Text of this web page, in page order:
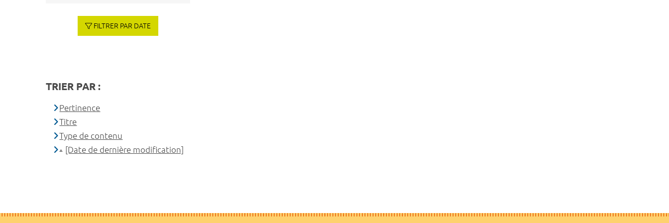
FILTRER PAR DATE
TRIER PAR :
Pertinence
Titre
Type de contenu
[Date de dernière modification]